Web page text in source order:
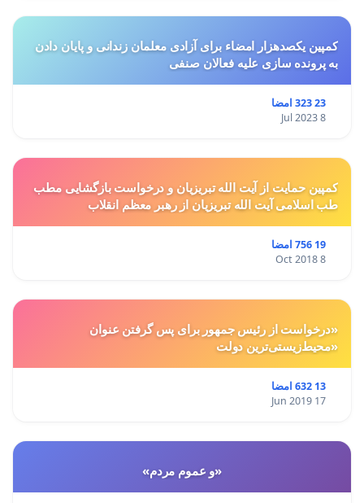
کمپین یکصدهزار امضاء برای آزادی معلمان زندانی و پایان دادن
به پرونده سازی علیه فعالان صنفی
23 323 امضا
8 Jul 2023
کمپین حمایت از آیت الله تبریزیان و درخواست بازگشایی مطب
طب اسلامی آیت الله تبریزیان از رهبر معظم انقلاب
19 756 امضا
8 Oct 2018
«درخواست از رئیس جمهور برای پس گرفتن عنوان
«محیط‌زیستی‌ترین دولت
13 632 امضا
17 Jun 2019
«و عموم مردم»